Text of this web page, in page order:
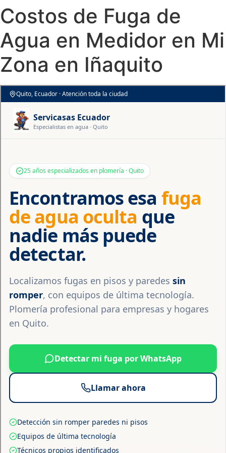
Costos de Fuga de
Agua en Medidor en Mi
Zona en Iñaquito